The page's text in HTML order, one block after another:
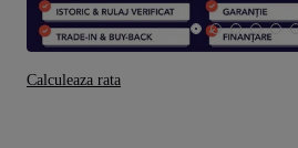
Calculeaza rata